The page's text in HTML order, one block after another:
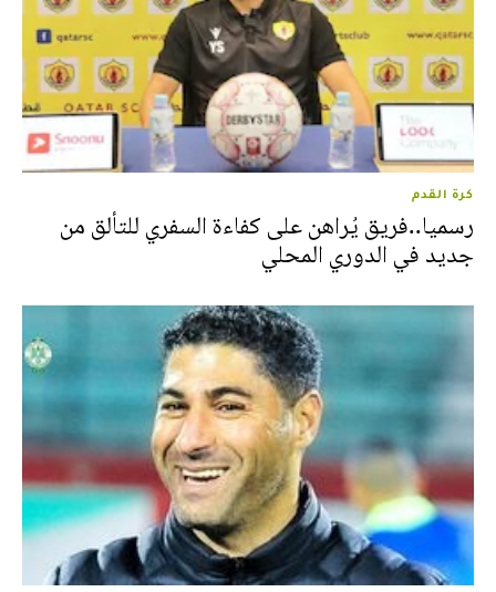
كرة القدم
رسميا..فريق يُراهن على كفاءة السفري للتألق من
جديد في الدوري المحلي